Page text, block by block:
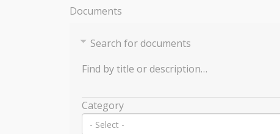
Documents
Search for documents
Find by title or description…
Category